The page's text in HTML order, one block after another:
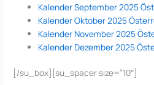
Kalender September 2025
Kalender Oktober 2025
Kalender November 2025
Kalender Dezember 2025
[/su_box][su_spacer size=”10″]